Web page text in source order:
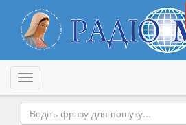
Toggle navigation